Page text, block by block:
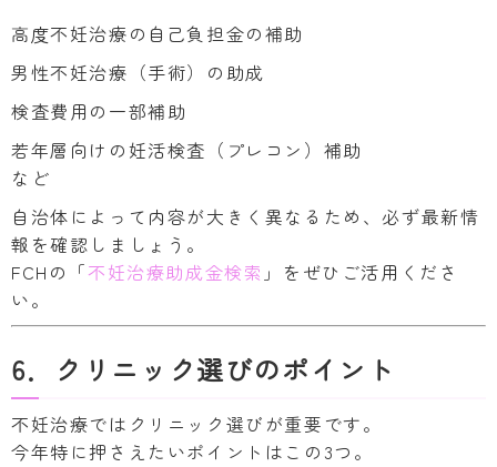
高度不妊治療の自己負担金の補助
男性不妊治療（手術）の助成
検査費用の一部補助
若年層向けの妊活検査（プレコン）補助
など
自治体によって内容が大きく異なるため、必ず最新情
報を確認しましょう。
FCHの「不妊治療助成金検索 」をぜひご活用くださ
い。
6．クリニック選びのポイント
不妊治療ではクリニック選びが重要です。
今年特に押さえたいポイントはこの3つ。